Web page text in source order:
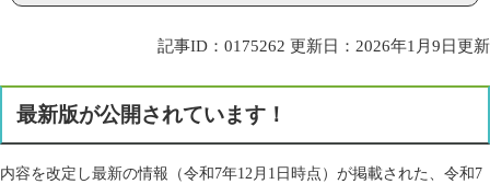
記事ID：0175262 更新日：2026年1月9日更新
最新版が公開されています！
内容を改定し最新の情報（令和7年12月1日時点）が掲載された、令和7